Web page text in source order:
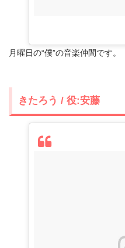
月曜日の“僕”の音楽仲間です。
きたろう / 役:安藤